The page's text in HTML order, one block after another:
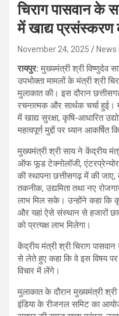
चिराग पासवान के
में खाद्य प्रसंस्करण
November 24, 2025 News
रायपुर:मुख्यमंत्री श्री विष्णुदेव
उपभोक्ता मामलों के मंत्री श्री
मुलाकात की। इस दौरान
रचनात्मक और सार्थक चर्चा
में खाद्य सुरक्षा, कृषि-आधारित
महत्वपूर्ण मुद्दों पर ध्यान आकर्षित
मुख्यमंत्री श्री साय ने केंद्रीय
ऑफ फूड टेक्नोलॉजी,
की स्थापना छत्तीसगढ़ में की
तकनीक, उद्यमिता तथा नए
लाभ मिल सके। उन्होंने कहा कि
और यहां ऐसे संस्थान से हजारों
को प्रत्यक्ष लाभ मिलेगा।
केंद्रीय मंत्री श्री चिराग
से लेते हुए कहा कि वे इस विषय
विचार में लेंगे।
मुलाकात के दौरान मुख्यमंत्री
इंडिया के रीजनल समिट का